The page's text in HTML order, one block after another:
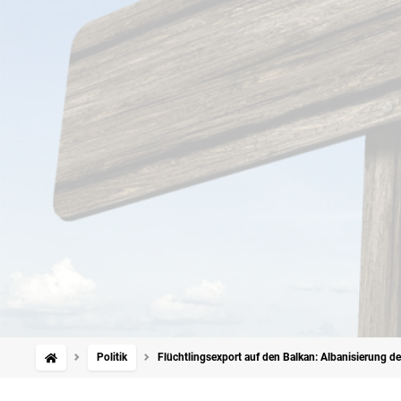
Politik Flüchtlingsexport auf den Balkan: Albanisierung